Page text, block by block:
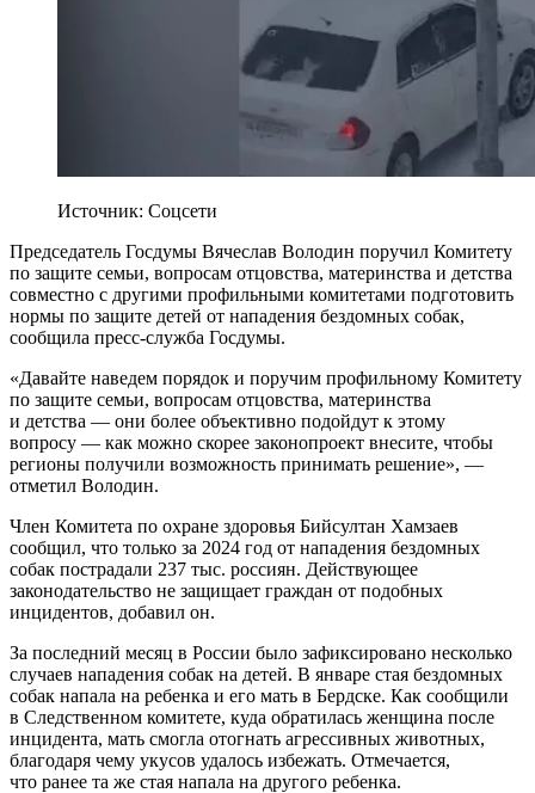
Источник: Соцсети
Председатель Госдумы Вячеслав Володин поручил Комитету
по защите семьи, вопросам отцовства, материнства и детства
совместно с другими профильными комитетами подготовить
нормы по защите детей от нападения бездомных собак,
сообщила пресс-служба Госдумы.
«Давайте наведем порядок и поручим профильному Комитету
по защите семьи, вопросам отцовства, материнства
и детства — они более объективно подойдут к этому
вопросу — как можно скорее законопроект внесите, чтобы
регионы получили возможность принимать решение», —
отметил Володин.
Член Комитета по охране здоровья Бийсултан Хамзаев
сообщил, что только за 2024 год от нападения бездомных
собак пострадали 237 тыс. россиян. Действующее
законодательство не защищает граждан от подобных
инцидентов, добавил он.
За последний месяц в России было зафиксировано несколько
случаев нападения собак на детей. В январе стая бездомных
собак напала на ребенка и его мать в Бердске. Как сообщили
в Следственном комитете, куда обратилась женщина после
инцидента, мать смогла отогнать агрессивных животных,
благодаря чему укусов удалось избежать. Отмечается,
что ранее та же стая напала на другого ребенка.